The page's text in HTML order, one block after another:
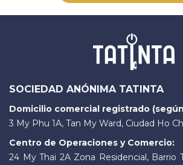
SOCIEDAD ANÓNIMA TATINTA
Domicilio comercial registrado
3 My Phu 1A, Tan My Ward, Ciudad Ho
Centro de Operaciones y Comercio:
24 My Thai 2A Zona Residencial, Barrio